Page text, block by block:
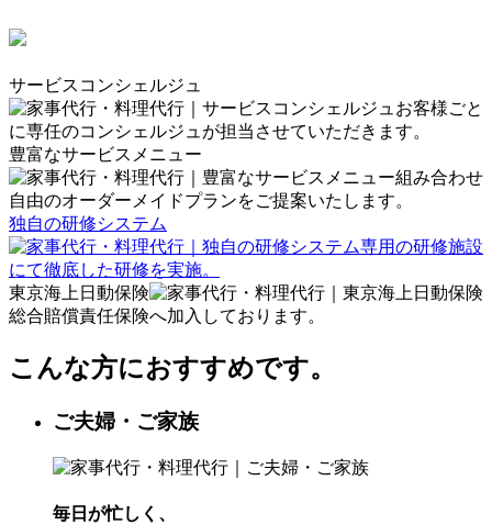
サービスコンシェルジュ
お客様ごと
に専任のコンシェルジュが担当させていただきます。
豊富なサービスメニュー
組み合わせ
自由のオーダーメイドプランをご提案いたします。
独自の研修システム
専用の研修施設
にて徹底した研修を実施。
東京海上日動保険
総合賠償責任保険へ加入しております。
こんな方におすすめです。
ご夫婦・ご家族
毎日が忙しく、